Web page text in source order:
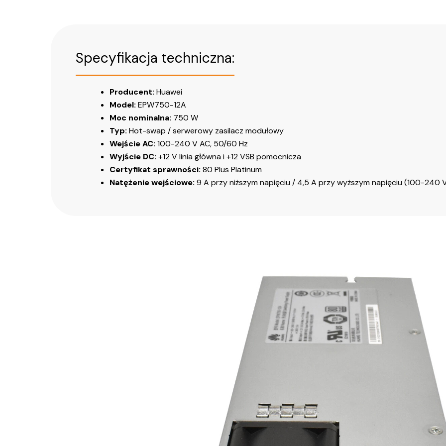
Specyfikacja techniczna:
Producent:Huawei
Model:EPW750-12A
Moc nominalna: 750 W
Typ:Hot-swap / serwerowy zasilacz modułowy
Wejście AC:100-240 V AC, 50/60 Hz
Wyjście DC:+12 V linia główna i +12 VSB pomocnicza
Certyfikat sprawności:80 Plus Platinum
Natężenie wejściowe:9 A przy niższym napięciu / 4,5 A przy wyższym napięciu (100-240